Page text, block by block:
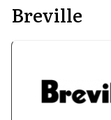
Breville